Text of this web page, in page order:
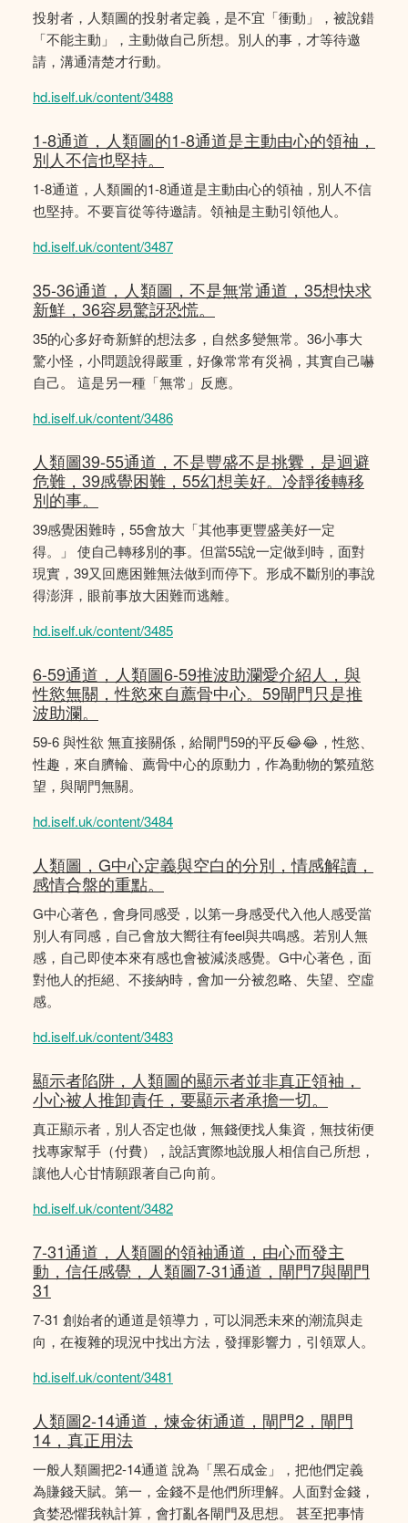
投射者，人類圖的投射者定義，是不宜「衝動」，被說錯
「不能主動」，主動做自己所想。別人的事，才等待邀
請，溝通清楚才行動。
hd.iself.uk/content/3488
1-8通道，人類圖的1-8通道是主動由心的領䄂，
別人不信也堅持。
1-8通道，人類圖的1-8通道是主動由心的領䄂，別人不信
也堅持。不要盲從等待邀請。領袖是主動引領他人。
hd.iself.uk/content/3487
35-36通道，人類圖，不是無常通道，35想快求
新鮮，36容易驚訝恐慌。
35的心多好奇新鮮的想法多，自然多變無常。36小事大
驚小怪，小問題說得嚴重，好像常常有災禍，其實自己嚇
自己。 這是另一種「無常」反應。
hd.iself.uk/content/3486
人類圖39-55通道，不是豐盛不是挑釁，是迴避
危難，39感覺困難，55幻想美好。冷靜後轉移
別的事。
39感覺困難時，55會放大「其他事更豐盛美好一定
得。」 使自己轉移別的事。但當55說一定做到時，面對
現實，39又回應困難無法做到而停下。形成不斷別的事說
得澎湃，眼前事放大困難而逃離。
hd.iself.uk/content/3485
6-59通道，人類圖6-59推波助瀾愛介紹人，與
性慾無關，性慾來自薦骨中心。59閘門只是推
波助瀾。
59-6 與性欲 無直接關係，給閘門59的平反😂😂，性慾、
性趣，來自臍輪、薦骨中心的原動力，作為動物的繁殖慾
望，與閘門無關。
hd.iself.uk/content/3484
人類圖，G中心定義與空白的分別，情感解讀，
感情合盤的重點。
G中心著色，會身同感受，以第一身感受代入他人感受當
別人有同感，自己會放大嚮往有feel與共鳴感。若別人無
感，自己即使本來有感也會被減淡感覺。G中心著色，面
對他人的拒絕、不接納時，會加一分被忽略、失望、空虛
感。
hd.iself.uk/content/3483
顯示者陷阱，人類圖的顯示者並非真正領袖，
小心被人推卸責任，要顯示者承擔一切。
真正顯示者，別人否定也做，無錢便找人集資，無技術便
找專家幫手（付費），說話實際地說服人相信自己所想，
讓他人心甘情願跟著自己向前。
hd.iself.uk/content/3482
7-31通道，人類圖的領袖通道，由心而發主
動，信任感覺，人類圖7-31通道，閘門7與閘門
31
7-31 創始者的通道是領導力，可以洞悉未來的潮流與走
向，在複雜的現況中找出方法，發揮影響力，引領眾人。
hd.iself.uk/content/3481
人類圖2-14通道，煉金術通道，閘門2，閘門
14，真正用法
一般人類圖把2-14通道 說為「黑石成金」，把他們定義
為賺錢天賦。第一，金錢不是他們所理解。人面對金錢，
貪婪恐懼我執計算，會打亂各閘門及思想。 甚至把事情